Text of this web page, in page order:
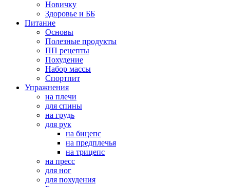
Новичку
Здоровье и ББ
Питание
Основы
Полезные продукты
ПП рецепты
Похудение
Набор массы
Спортпит
Упражнения
на плечи
для спины
на грудь
для рук
на бицепс
на предплечья
на трицепс
на пресс
для ног
для похудения